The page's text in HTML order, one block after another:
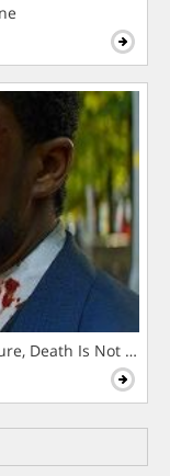
Death Is Not The